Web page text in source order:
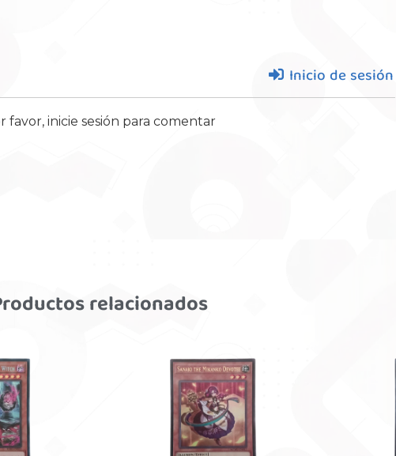
Inicio de sesión
favor, inicie sesión para comentar
relacionados